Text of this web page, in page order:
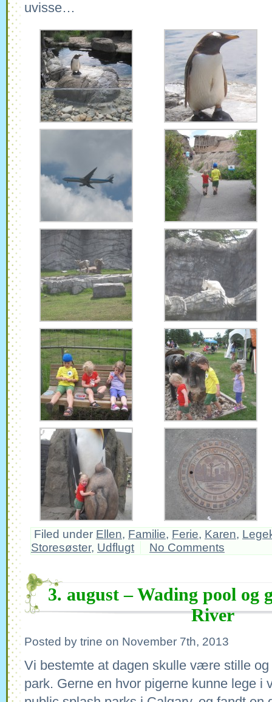
uvisse…
Filed under Ellen, Familie, Ferie, Karen,
Storesøster, Udflugt No Comments
3. august – Wading pool og
River
Posted by trine on November 7th, 2013
Vi bestemte at dagen skulle være stille
park. Gerne en hvor pigerne kunne lege i